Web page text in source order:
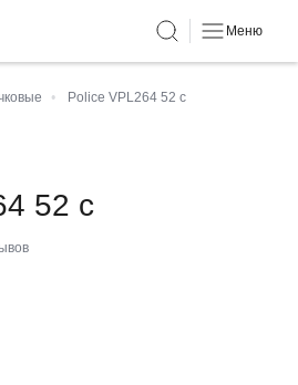
Меню
• Police VPL264 52 c
52 c